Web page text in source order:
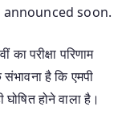
announced soon.
परीक्षा परिणाम
है कि एमपी
होने वाला है।